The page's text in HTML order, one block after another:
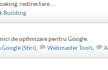
redirectare ...
Building
de optimizare pentru Google.
Google (Stiri), Webmaster Tools,